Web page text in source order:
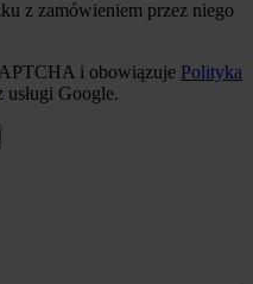
z zamówieniem przez niego
i obowiązuje Polityka
usługi Google.